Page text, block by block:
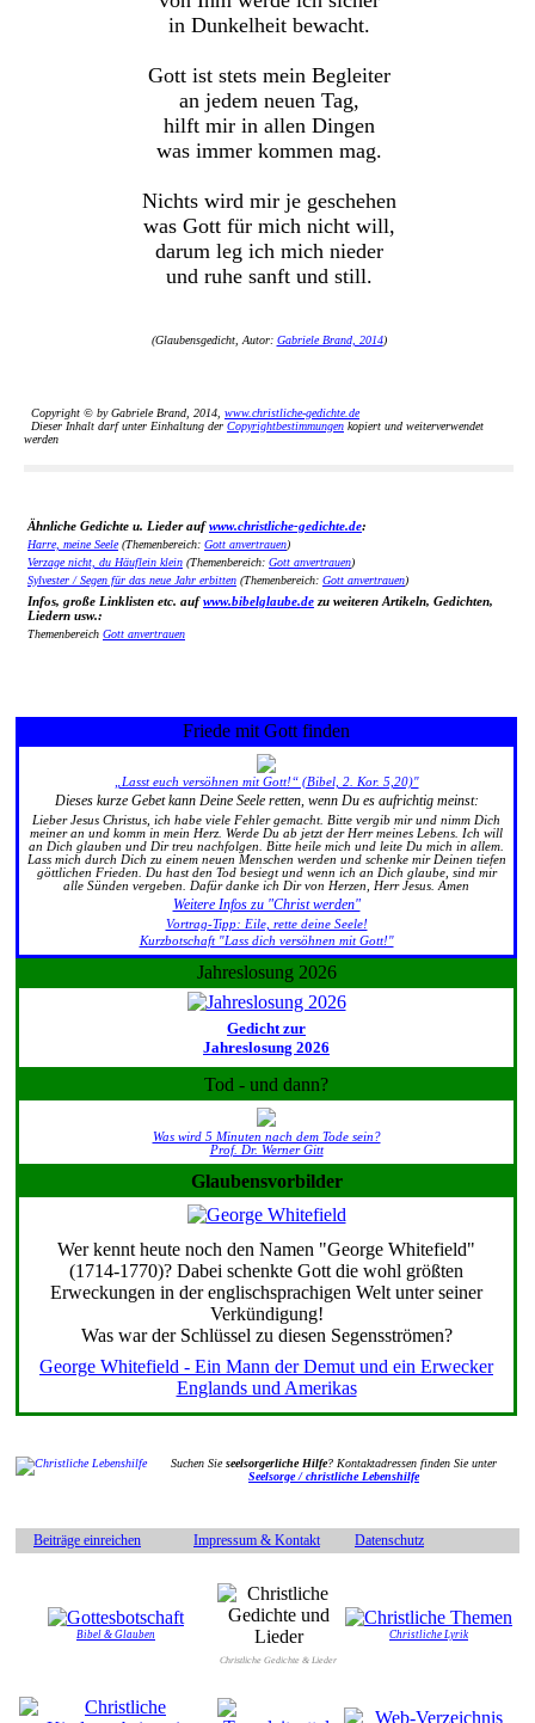
in Dunkelheit bewacht.
Gott ist stets mein Begleiter
an jedem neuen Tag,
hilft mir in allen Dingen
was immer kommen mag.
Nichts wird mir je geschehen
was Gott für mich nicht will,
darum leg ich mich nieder
und ruhe sanft und still.
(Glaubensgedicht, Autor: Gabriele Brand, 2014)
Copyright © by Gabriele Brand, 2014, www.christliche-gedichte.de
Dieser Inhalt darf unter Einhaltung der Copyrightbestimmungen kopiert und weiterverwendet
werden
Ähnliche Gedichte u. Lieder aufwww.christliche-gedichte.de:
Harre, meine Seele(Themenbereich: Gott anvertrauen)
Verzage nicht, du Häuflein klein (Themenbereich: Gott anvertrauen)
Sylvester / Segen für das neue Jahr erbitten (Themenbereich: Gott anvertrauen)
Infos, große Linklisten etc. aufwww.bibelglaube.de zu weiteren Artikeln, Gedichten,
Liedern usw.:
Themenbereich Gott anvertrauen
Friede mit Gott finden
„Lasst euch versöhnen mit Gott!“ (Bibel, 2. Kor. 5,20)"
Dieses kurze Gebet kann Deine Seele retten, wenn Du es aufrichtig meinst:
Lieber Jesus Christus, ich habe viele Fehler gemacht. Bitte vergib mir und nimm Dich
meiner an und komm in mein Herz. Werde Du ab jetzt der Herr meines Lebens. Ich will
an Dich glauben und Dir treu nachfolgen. Bitte heile mich und leite Du mich in allem.
Lass mich durch Dich zu einem neuen Menschen werden und schenke mir Deinen tiefen
göttlichen Frieden. Du hast den Tod besiegt und wenn ich an Dich glaube, sind mir
alle Sünden vergeben. Dafür danke ich Dir von Herzen, Herr Jesus. Amen
Weitere Infos zu "Christ werden"
Vortrag-Tipp: Eile, rette deine Seele!
Kurzbotschaft "Lass dich versöhnen mit Gott!"
Jahreslosung 2026
Gedicht zur
Jahreslosung 2026
Tod - und dann?
Was wird 5 Minuten nach dem Tode sein?
Prof. Dr. Werner Gitt
Glaubensvorbilder
Wer kennt heute noch den Namen "George Whitefield"
(1714-1770)? Dabei schenkte Gott die wohl größten
Erweckungen in der englischsprachigen Welt unter seiner
Verkündigung!
Was war der Schlüssel zu diesen Segensströmen?
George Whitefield - Ein Mann der Demut und ein Erwecker
Englands und Amerikas
Suchen Sieseelsorgerliche Hilfe? Kontaktadressen finden Sie unter
Seelsorge / christliche Lebenshilfe
Beiträge einreichen Impressum & Kontakt Datenschutz
Bibel & Glauben
Christliche Gedichte & Lieder
Christliche Lyrik